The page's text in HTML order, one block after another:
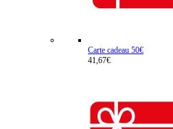
Carte cadeau 50€
41,67€